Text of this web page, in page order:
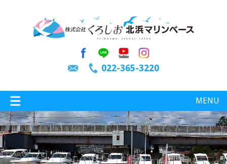
022-365-3220
MENU
特選情報 釣り情報